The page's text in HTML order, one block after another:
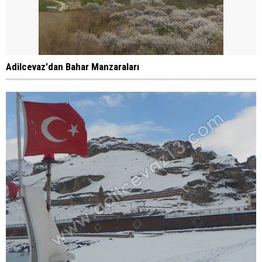
Adilcevaz'dan Bahar Manzaraları